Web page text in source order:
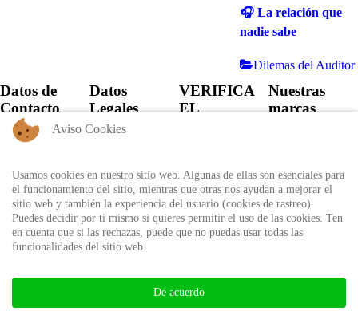
🎧 La relación que
nadie sabe
Dilemas del Auditor
Datos de
Contacto
+57 60 1
6818530
+57 311
8666327 - 323
6964227
info@auditool.org
Datos
Legales
Política de
Uso
Autorización
de
tratamiento
VERIFICA
EL
certificado
expedido por
Auditool usando
el ID único
Certificado
Nuestras
marcas
Aviso Cookies
Usamos cookies en nuestro sitio web. Algunas de ellas son esenciales para
el funcionamiento del sitio, mientras que otras nos ayudan a mejorar el
sitio web y también la experiencia del usuario (cookies de rastreo).
Puedes decidir por ti mismo si quieres permitir el uso de las cookies. Ten
en cuenta que si las rechazas, puede que no puedas usar todas las
funcionalidades del sitio web.
De acuerdo